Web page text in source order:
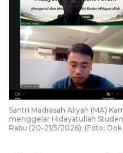
Santri Madrasah Aliyah (MA)
menggelar Hidayatullah
Rabu (20-21/5/2026). (Foto: Dok